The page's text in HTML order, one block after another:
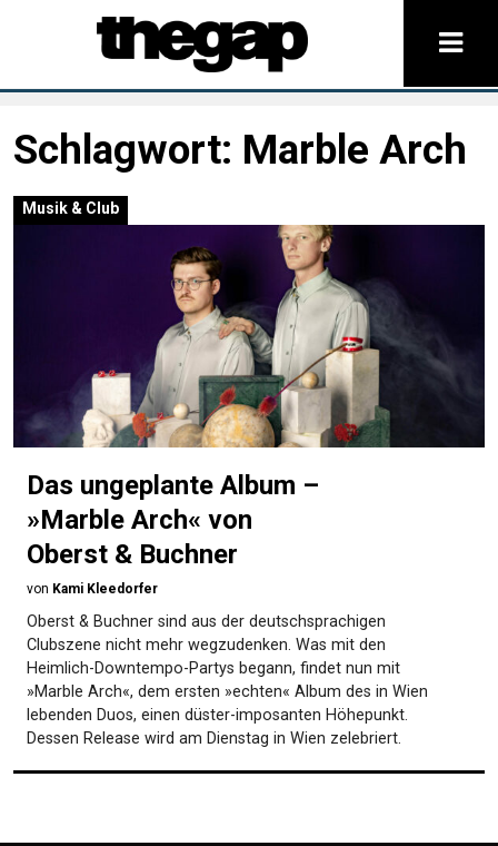
Schlagwort: Marble Arch
Musik & Club
Das ungeplante Album –
»Marble Arch« von
Oberst & Buchner
von Kami Kleedorfer
Oberst & Buchner sind aus der deutschsprachigen
Clubszene nicht mehr wegzudenken. Was mit den
Heimlich-Downtempo-Partys begann, findet nun mit
»Marble Arch«, dem ersten »echten« Album des in Wien
lebenden Duos, einen düster-imposanten Höhepunkt.
Dessen Release wird am Dienstag in Wien zelebriert.